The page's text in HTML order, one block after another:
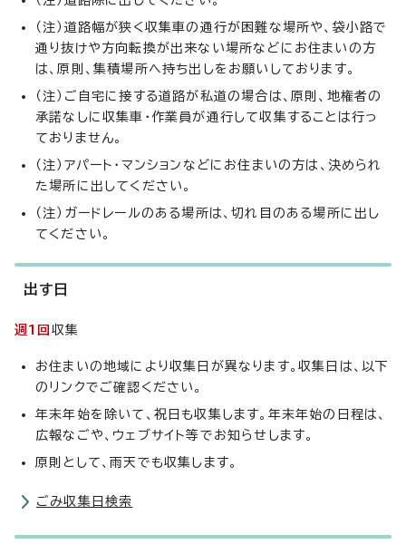
（注）道路幅が狭く収集車の通行が困難な場所や、袋小路で
通り抜けや方向転換が出来ない場所などにお住まいの方
は、原則、集積場所へ持ち出しをお願いしております。
（注）ご自宅に接する道路が私道の場合は、原則、地権者の
承諾なしに収集車・作業員が通行して収集することは行っ
ておりません。
（注）アパート・マンションなどにお住まいの方は、決められ
た場所に出してください。
（注）ガードレールのある場所は、切れ目のある場所に出し
てください。
出す日
週1回 収集
お住まいの地域により収集日が異なります。収集日は、以下
のリンクでご確認ください。
年末年始を除いて、祝日も収集します。年末年始の日程は、
広報なごや、ウェブサイト等でお知らせします。
原則として、雨天でも収集します。
ごみ収集日検索